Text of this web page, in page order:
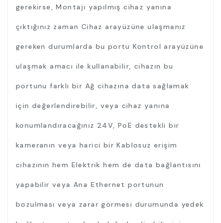
gerekirse, Montajı yapılmış cihaz yanına
çıktığınız zaman Cihaz arayüzüne ulaşmanız
gereken durumlarda bu portu Kontrol arayüzüne
ulaşmak amacı ile kullanabilir, cihazın bu
portunu farklı bir Ağ cihazına data sağlamak
için değerlendirebilir, veya cihaz yanına
konumlandıracağınız 24V, PoE destekli bir
kameranın veya harici bir Kablosuz erişim
cihazının hem Elektrik hem de data bağlantısını
yapabilir veya Ana Ethernet portunun
bozulması veya zarar görmesi durumunda yedek